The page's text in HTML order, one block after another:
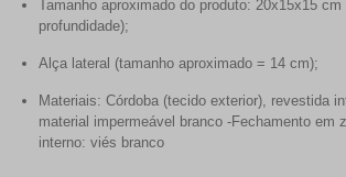
Tamanho aproximado do produto: 20x15x15
profundidade);
Alça lateral (tamanho aproximado = 14 cm);
Materiais: Córdoba (tecido exterior), revestida
material impermeável branco -Fechamento em
interno: viés branco